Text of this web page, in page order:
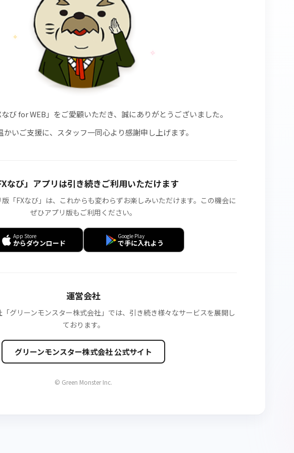
✧
✧
なび for WEB」 をご愛顧いただき、誠にありがとうございました。
かいご支援に、スタッフ一同心より感謝申し上げます。
なび」アプリは引き続きご利用いただけます
版「FXなび」 は、これからも変わらずお楽しみいただけます。この機会に
ぜひアプリ版もご利用ください。
App Store
からダウンロード
Google Play
で手に入れよう
運営会社
「グリーンモンスター株式会社」 では、引き続き様々なサービスを展開し
ております。
グリーンモンスター株式会社 公式サイト
© Green Monster Inc.